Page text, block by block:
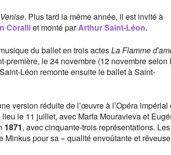
. Plus tard la même année, il est invité à
Coralliet monté parArthur Saint-Léon.
du ballet en trois actesLa Flamme
première, le 24 novembre (12 novembre selon
Léon remonte ensuite le ballet à Saint-
version réduite de l’œuvre à l’Opéra impérial
lieu le 11 juillet, avec Marfa Mouravieva et
1871, avec cinquante-trois représentations. Les
pour sa « qualité envoûtante et